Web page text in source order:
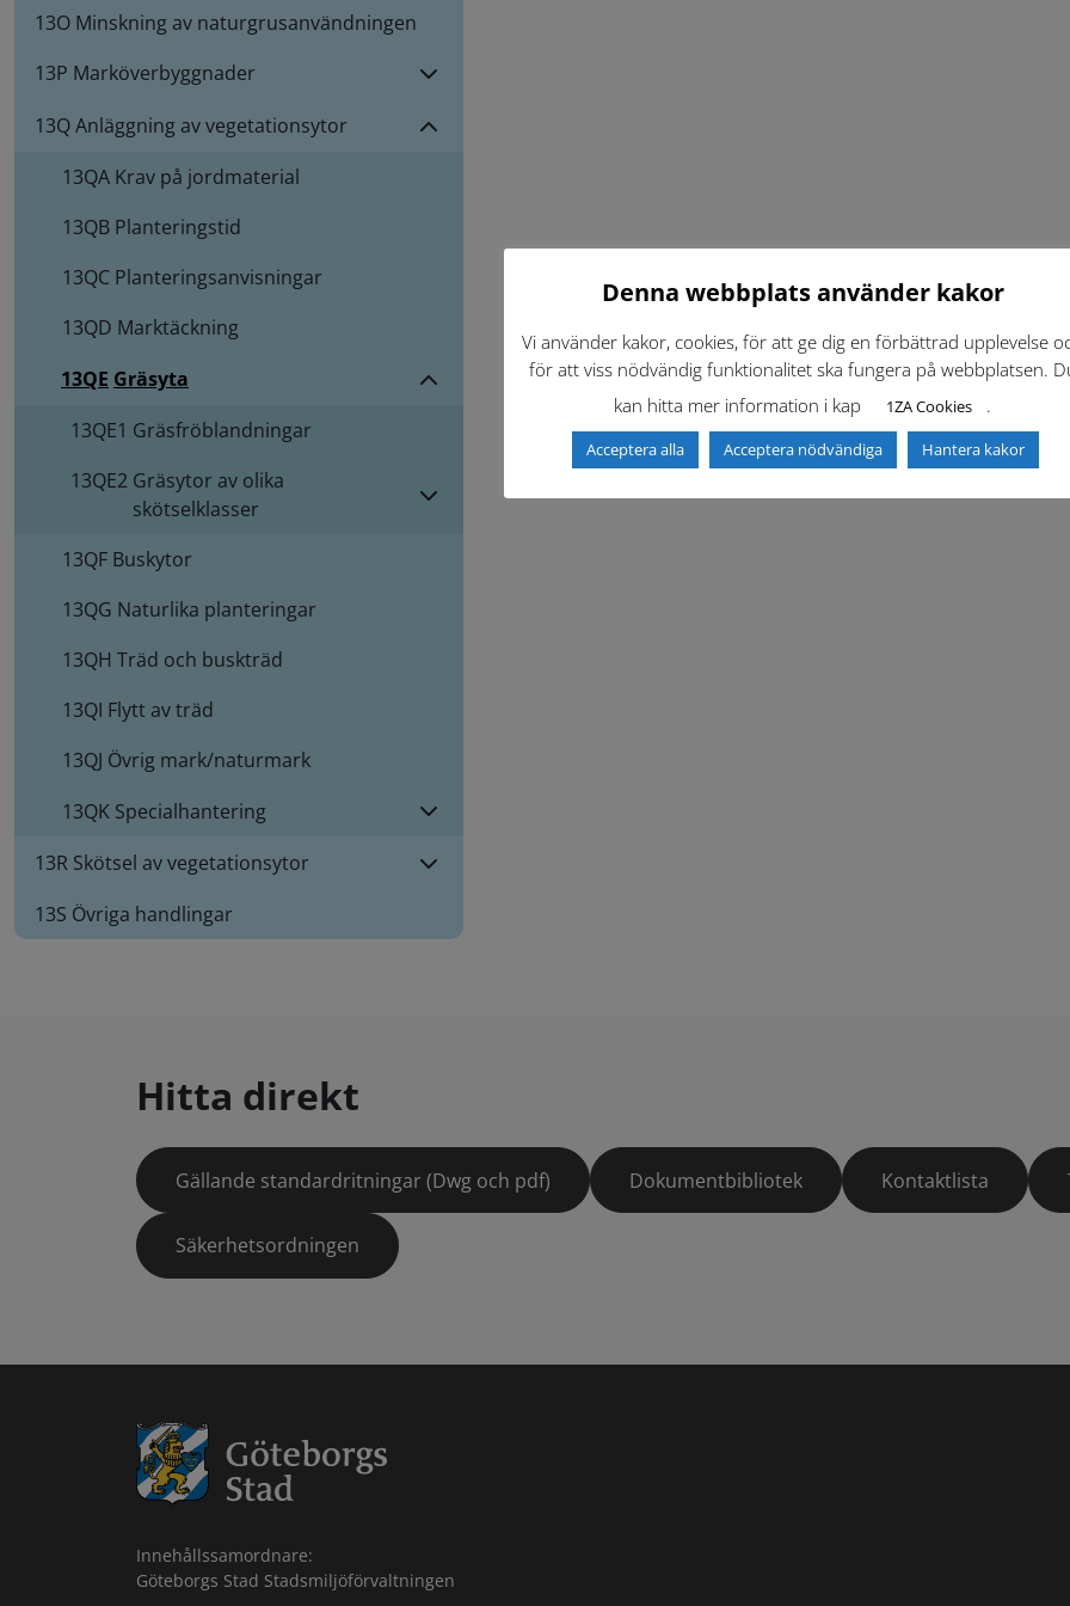
13O Minskning av naturgrusanvändningen
13P Marköverbyggnader
13Q Anläggning av vegetationsytor
13QA Krav på jordmaterial
13QB Planteringstid
13QC Planteringsanvisningar
13QD Marktäckning
13QE Gräsyta
13QE1 Gräsfröblandningar
13QE2 Gräsytor av olika
skötselklasser
13QF Buskytor
13QG Naturlika planteringar
13QH Träd och buskträd
13QI Flytt av träd
13QJ Övrig mark/naturmark
13QK Specialhantering
13R Skötsel av vegetationsytor
13S Övriga handlingar
Hitta direkt
Gällande standardritningar (Dwg och pdf) Dokumentbibliotek Kontaktlista
Säkerhetsordningen
Innehållssamordnare:
Göteborgs Stad Stadsmiljöförvaltningen
Denna webbplats använder kakor
Vi använder kakor, cookies, för att ge dig en förbättrad upplevelse
för att viss nödvändig funktionalitet ska fungera på webbplatsen.
kan hitta mer information i kap
1ZA Cookies .
Acceptera alla Acceptera nödvändiga Hantera kakor